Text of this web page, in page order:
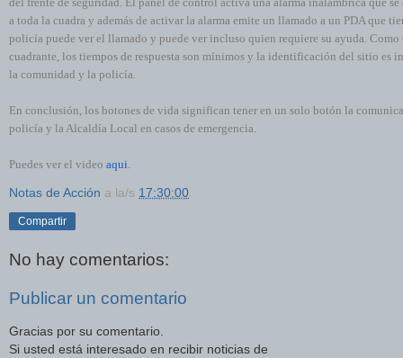
del frente de seguridad. El panel de control activa una alarma inalámbrica que
a toda la cuadra y además de activar la alarma emite un llamado a un PDA que
policía puede ver el llamado y puede ver incluso quien requiere su ayuda.
cuadrante, los tiempos de respuesta son mínimos y la identificación del sitio es
la comunidad y la policía.
En conclusión, los botones de vida significan tener en un solo botón la
policía y la Alcaldía Local en casos de emergencia.
Puedes ver el video aqui.
Notas de Acción a la/s 17:30:00
Compartir
No hay comentarios:
Publicar un comentario
Gracias por su comentario.
Si usted está interesado en recibir noticias de